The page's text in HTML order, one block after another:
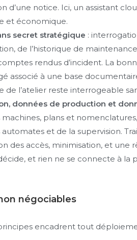
d’une notice. Ici, un assistant
et économique.
secret stratégique :
de l’historique de
rendus d’incident. La
associé à une base
de l’atelier reste interrogeable
données de production et
plans et
automates et de la supervision.
des accès, minimisation, et une
et rien ne se connecte à la
négociables
encadrent tout